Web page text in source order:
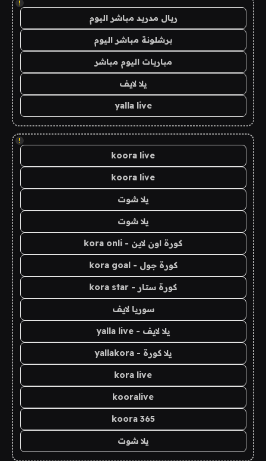
!
ريال مدريد مباشر اليوم
برشلونة مباشر اليوم
مباريات اليوم مباشر
يلا لايف
yalla live
!
koora live
koora live
يلا شوت
يلا شوت
كورة اون لاين - kora onli
كورة جول - kora goal
كورة ستار - kora star
سوريا لايف
يلا لايف - yalla live
يلا كورة - yallakora
kora live
kooralive
koora 365
يلا شوت